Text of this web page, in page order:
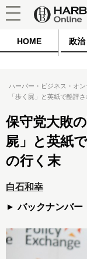
HOME 政治
ハーバー・ビジネス・オン
「歩く屍」と英紙で酷評
保守党大敗
屍」と英紙
の行く末
白石和幸
バックナンバー